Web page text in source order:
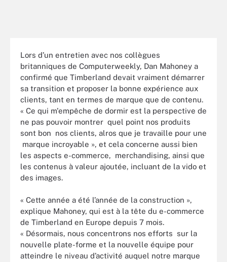
Lors d’un entretien avec nos collègues
britanniques de Computerweekly, Dan Mahoney a
confirmé que Timberland devait vraiment démarrer
sa transition et proposer la bonne expérience aux
clients, tant en termes de marque que de contenu.
« Ce qui m'empêche de dormir est la perspective de
ne pas pouvoir montrer quel point nos produits
sont bon nos clients, alros que je travaille pour une
marque incroyable », et cela concerne aussi bien
les aspects e-commerce, merchandising, ainsi que
les contenus à valeur ajoutée, incluant de la vido et
des images.
« Cette année a été l’année de la construction »,
explique Mahoney, qui est à la tête du e-commerce
de Timberland en Europe depuis 7 mois.
« Désormais, nous concentrons nos efforts sur la
nouvelle plate-forme et la nouvelle équipe pour
atteindre le niveau d’activité auquel notre marque